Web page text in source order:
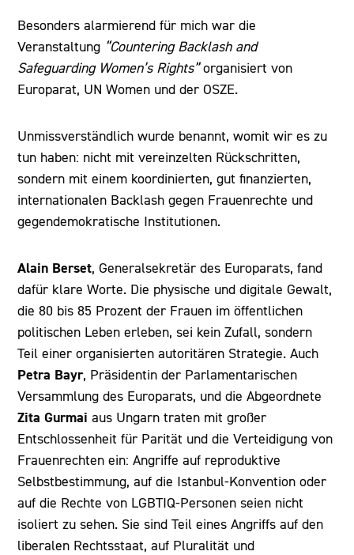
Besonders alarmierend für mich war die
Veranstaltung “Countering Backlash and
Safeguarding Women’s Rights”organisiert von
Europarat, UN Women und der OSZE.
Unmissverständlich wurde benannt, womit wir es zu
tun haben: nicht mit vereinzelten Rückschritten,
sondern mit einem koordinierten, gut finanzierten,
internationalen Backlash gegen Frauenrechte und
gegendemokratische Institutionen.
Alain Berset, Generalsekretär des Europarats, fand
dafür klare Worte. Die physische und digitale Gewalt,
die 80 bis 85 Prozent der Frauen im öffentlichen
politischen Leben erleben, sei kein Zufall, sondern
Teil einer organisierten autoritären Strategie. Auch
Petra Bayr, Präsidentin der Parlamentarischen
Versammlung des Europarats, und die Abgeordnete
Zita Gurmai aus Ungarn traten mit großer
Entschlossenheit für Parität und die Verteidigung von
Frauenrechten ein: Angriffe auf reproduktive
Selbstbestimmung, auf die Istanbul-Konvention oder
auf die Rechte von LGBTIQ-Personen seien nicht
isoliert zu sehen. Sie sind Teil eines Angriffs auf den
liberalen Rechtsstaat, auf Pluralität und